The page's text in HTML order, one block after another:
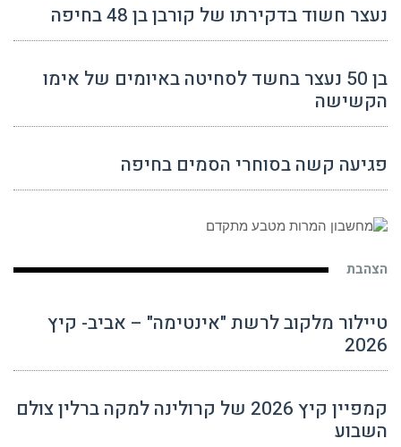
נעצר חשוד בדקירתו של קורבן בן 48 בחיפה
בן 50 נעצר בחשד לסחיטה באיומים של אימו
הקשישה
פגיעה קשה בסוחרי הסמים בחיפה
הצהבת
טיילור מלקוב לרשת "אינטימה" – אביב- קיץ
2026
קמפיין קיץ 2026 של קרולינה למקה ברלין צולם
השבוע